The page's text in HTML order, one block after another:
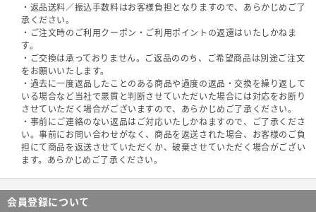
・返品送料／振込手数料はお客様負担となりますので、あらかじめご了
承ください。
・ご注文時のご利用クーポン・ご利用ポイントの返還はいたしかねま
す。
・ご交換は承っておりません。ご返品ののち、ご希望商品は別途ご注文
をお願いいたします。
・過去に一度返品したことのある商品や過度の返品・交換を繰り返して
いる場合など当社で悪質と判断させていただいた場合には対応をお断り
させていただく場合がございますので、あらかじめご了承ください。
・事前にご連絡のない返品はご対応いたしかねますので、ご了承くださ
い。事前にお問い合わせがなく、商品を返送された場合、お客様のご負
担にて商品を返送させていただくか、破棄させていただく場合がござい
ます。あらかじめご了承ください。
会員登録について